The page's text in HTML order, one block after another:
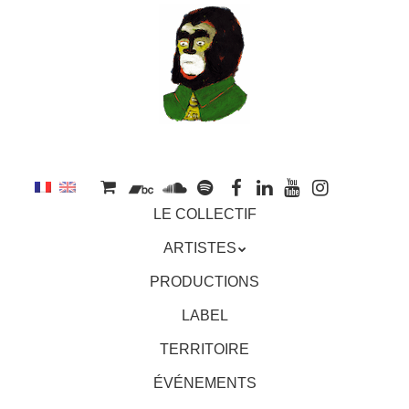
LE COLLECTIF
ARTISTES
PRODUCTIONS
LABEL
TERRITOIRE
ÉVÉNEMENTS